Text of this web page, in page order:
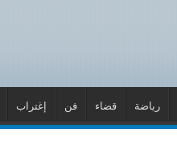
رياضة قضاء فن إغتراب